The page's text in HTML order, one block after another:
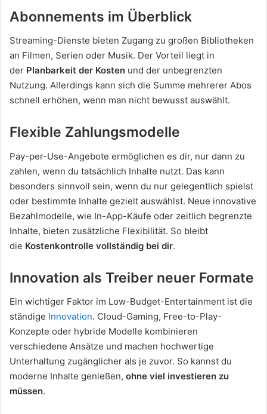
Abonnements im Überblick
Streaming-Dienste bieten Zugang zu großen Bibliotheken
an Filmen, Serien oder Musik. Der Vorteil liegt in
der Planbarkeit der Kosten und der unbegrenzten
Nutzung. Allerdings kann sich die Summe mehrerer Abos
schnell erhöhen, wenn man nicht bewusst auswählt.
Flexible Zahlungsmodelle
Pay-per-Use-Angebote ermöglichen es dir, nur dann zu
zahlen, wenn du tatsächlich Inhalte nutzt. Das kann
besonders sinnvoll sein, wenn du nur gelegentlich spielst
oder bestimmte Inhalte gezielt auswählst. Neue innovative
Bezahlmodelle, wie In-App-Käufe oder zeitlich begrenzte
Inhalte, bieten zusätzliche Flexibilität. So bleibt
die Kostenkontrolle vollständig bei dir.
Innovation als Treiber neuer Formate
Ein wichtiger Faktor im Low-Budget-Entertainment ist die
ständige Innovation. Cloud-Gaming, Free-to-Play-
Konzepte oder hybride Modelle kombinieren
verschiedene Ansätze und machen hochwertige
Unterhaltung zugänglicher als je zuvor. So kannst du
moderne Inhalte genießen, ohne viel investieren zu
müssen.